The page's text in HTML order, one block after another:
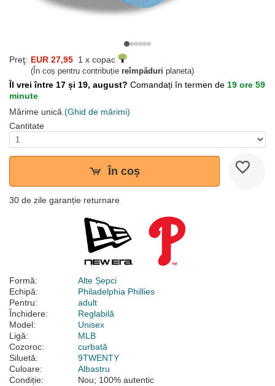
Preţ: EUR 27,95 1 x copac
(În coș pentru contribuție reîmpăduri planeta)
Îl vrei între 17 și 19, august? Comandați în termen de 19 ore 59
minute
Mărime unică (Ghid de mărimi)
Cantitate
În coș
30 de zile garanție returnare
Formă:
Alte Șepci
Echipă:
Philadelphia Phillies
Pentru:
adult
Închidere:
Reglabilă
Model:
Unisex
Ligă:
MLB
Cozoroc:
curbată
Siluetă:
9TWENTY
Culoare:
Albastru
Condiție:
Nou; 100% autentic